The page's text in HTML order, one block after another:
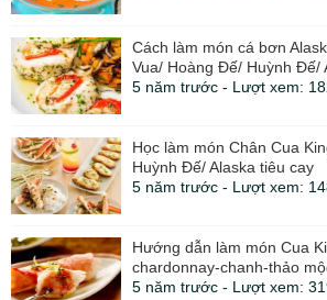
Cách làm món cá bơn
Vua/ Hoàng Đế/ Huỳnh Đế/
5 năm trước - Lượt xem:
Học làm món Chân Cua
Huỳnh Đế/ Alaska tiêu cay
5 năm trước - Lượt xem:
Hướng dẫn làm món Cua
chardonnay-chanh-thảo
5 năm trước - Lượt xem: